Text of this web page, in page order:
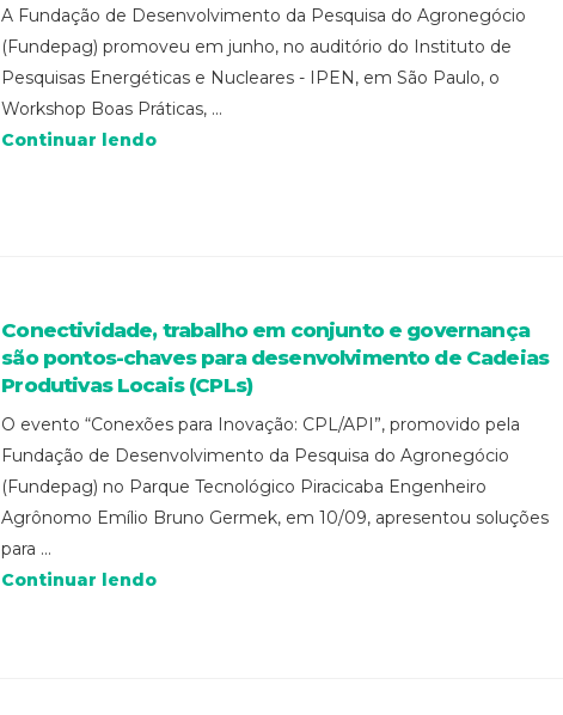
A Fundação de Desenvolvimento da Pesquisa do Agronegócio
(Fundepag) promoveu em junho, no auditório do Instituto de
Pesquisas Energéticas e Nucleares - IPEN, em São Paulo, o
Workshop Boas Práticas, ...
Continuar lendo
Conectividade, trabalho em conjunto e governança
são pontos-chaves para desenvolvimento de Cadeias
Produtivas Locais (CPLs)
O evento “Conexões para Inovação: CPL/API”, promovido pela
Fundação de Desenvolvimento da Pesquisa do Agronegócio
(Fundepag) no Parque Tecnológico Piracicaba Engenheiro
Agrônomo Emílio Bruno Germek, em 10/09, apresentou soluções
para ...
Continuar lendo